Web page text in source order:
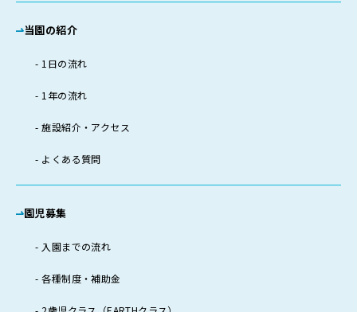
当園の紹介
1日の流れ
1年の流れ
施設紹介・アクセス
よくある質問
園児募集
入園までの流れ
各種制度・補助金